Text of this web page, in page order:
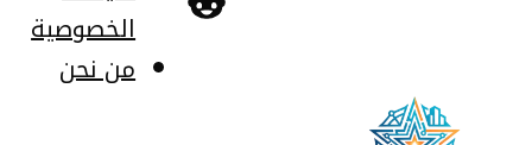
الخصوصية
من نحن